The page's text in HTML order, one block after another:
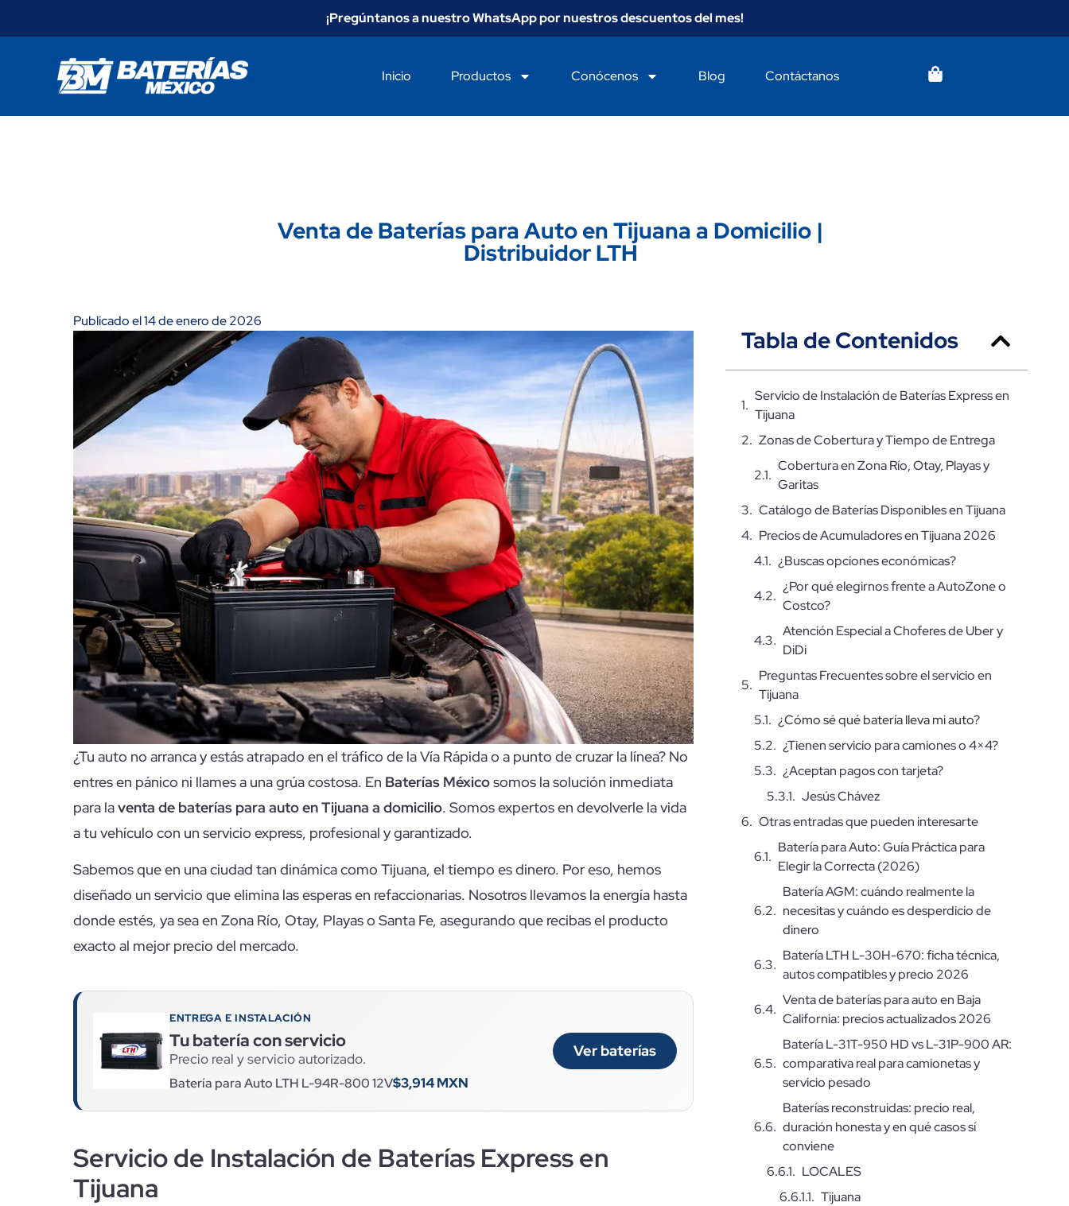
¡Pregúntanos a nuestro WhatsApp por nuestros descuentos del mes!
Inicio Productos Conócenos Blog Contáctanos
Venta de Baterías para Auto en Tijuana a Domicilio |
Distribuidor LTH
Publicado el 14 de enero de 2026
¿Tu auto no arranca y estás atrapado en el tráfico de la Vía Rápida o a punto de cruzar la línea? No
entres en pánico ni llames a una grúa costosa. En Baterías Méxicosomos la solución inmediata
para laventa de baterías para auto en Tijuana a domicilio. Somos expertos en devolverle la vida
a tu vehículo con un servicio express, profesional y garantizado.
Sabemos que en una ciudad tan dinámica como Tijuana, el tiempo es dinero. Por eso, hemos
diseñado un servicio que elimina las esperas en refaccionarias. Nosotros llevamos la energía hasta
donde estés, ya sea en Zona Río, Otay, Playas o Santa Fe, asegurando que recibas el producto
exacto al mejor precio del mercado.
ENTREGA E INSTALACIÓN
Tu batería con servicio
Precio real y servicio autorizado.
Batería para Auto LTH L-94R-800 12V$3,914 MXN
Ver baterías
Servicio de Instalación de Baterías Express en
Tijuana
Tabla de Contenidos
Servicio de Instalación de Baterías Express en
Tijuana
Zonas de Cobertura y Tiempo de Entrega
Cobertura en Zona Río, Otay, Playas y
Garitas
Catálogo de Baterías Disponibles en Tijuana
Precios de Acumuladores en Tijuana 2026
¿Buscas opciones económicas?
¿Por qué elegirnos frente a AutoZone o
Costco?
Atención Especial a Choferes de Uber y
DiDi
Preguntas Frecuentes sobre el servicio en
Tijuana
¿Cómo sé qué batería lleva mi auto?
¿Tienen servicio para camiones o 4×4?
¿Aceptan pagos con tarjeta?
Jesús Chávez
Otras entradas que pueden interesarte
Batería para Auto: Guía Práctica para
Elegir la Correcta (2026)
Batería AGM: cuándo realmente la
necesitas y cuándo es desperdicio de
dinero
Batería LTH L-30H-670: ficha técnica,
autos compatibles y precio 2026
Venta de baterías para auto en Baja
California: precios actualizados 2026
Batería L-31T-950 HD vs L-31P-900 AR:
comparativa real para camionetas y
servicio pesado
Baterías reconstruidas: precio real,
duración honesta y en qué casos sí
conviene
LOCALES
Tijuana